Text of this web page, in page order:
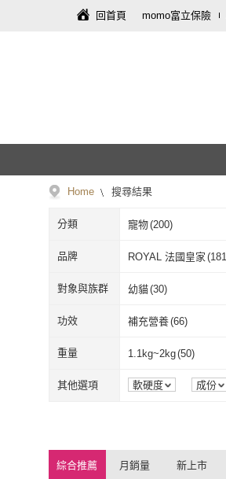
回首頁 momo富立保險
Home 搜尋結果
分類 寵物(200)
品牌 ROYAL 法國皇家 (181
ROYAL 法國皇家
對象與族群 幼貓(30)
幼貓(30)
功效 補充營養(66)
生理調養(1)
排毛(18)
補充營養(66
生理調養
重量 1.1kg~2kg(50)
1-4磅(13)
1.1kg~2kg 50)
其他選項 軟硬度 成份
綜合推薦 月銷量 新上市